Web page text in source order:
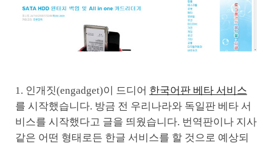
1. 인개짓(engadget)이 드디어 한국어판 베타 서비스
를 시작했습니다. 방금 전 우리나라와 독일판 베타 서
비스를 시작했다고 글을 띄웠습니다. 번역판이나 지사
같은 어떤 형태로든 한글 서비스를 할 것으로 예상되